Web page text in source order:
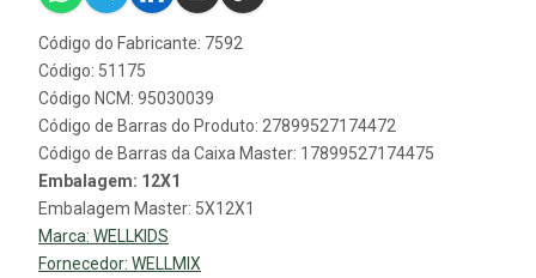
Código do Fabricante: 7592
Código: 51175
Código NCM: 95030039
Código de Barras do Produto: 27899527174472
Código de Barras da Caixa Master: 17899527174475
Embalagem: 12X1
Embalagem Master: 5X12X1
Marca: WELLKIDS
Fornecedor: WELLMIX